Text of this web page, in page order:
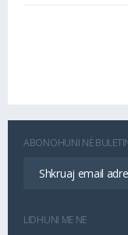
ABONOHUNI NË
LIDHUNI ME NE